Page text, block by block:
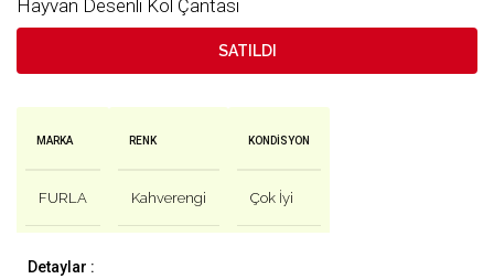
Hayvan Desenli Kol Çantası
SATILDI
MARKA
FURLA
RENK
Kahverengi
KONDISYON
Çok İyi
Detaylar :